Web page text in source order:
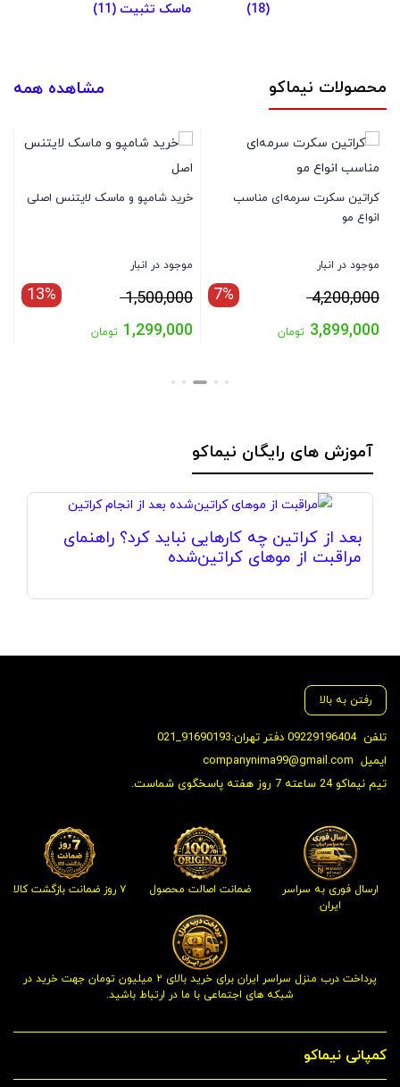
(18)
ماسک تثبیت (11)
محصولات نیماکو مشاهده همه
کراتین سکرت سرمه‌ای مناسب
انواع مو
موجود در انبار
7% 4,200,000 قیمت
اصلی: 3,899,000 تومان
خرید شامپو و ماسک لایتنس اصلی
موجود در انبار
13% 1,500,000 قیمت
اصلی: 1,299,000 تومان
آموزش های رایگان نیماکو
بعد از کراتین چه کارهایی نباید کرد؟ راهنمای
مراقبت از موهای کراتین‌شده
رفتن به بالا
تلفن09229196404 دفتر تهران:91690193_021
ایمیل companynima99@gmail.com
تیم نیماکو 24 ساعته 7 روز هفته پاسخگوی شماست.
ارسال فوری به سراسر
ایران
ضمانت اصالت محصول ۷ روز ضمانت بازگشت کالا
پرداخت درب منزل سراسر ایران برای خرید بالای ۲ میلیون تومان جهت خرید در
شبکه های اجتماعی با ما در ارتباط باشید.
کمپانی نیماکو